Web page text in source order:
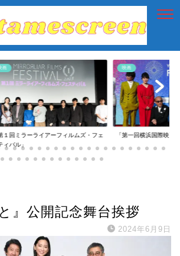
画
１回ミラーライアーフィルムズ・フェ
ィバル」
映画
「第一回横浜国際映画
』公開記念舞台挨拶
2024年6月9日